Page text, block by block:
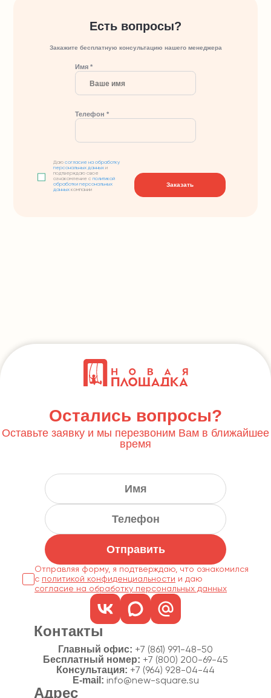
Есть вопросы?
Закажите бесплатную консультацию нашего менеджера
Имя *
Телефон *
Даюсогласие на обработку
персональных данных и
подтверждаю свое
ознакомление сполитикой
обработки персональных
данных компании
Заказать
Остались вопросы?
Оставьте заявку и мы перезвоним Вам в ближайшее
время
Отправить
Отправляя форму, я подтверждаю, что ознакомился
с политикой конфиденциальности
согласие на обработку персональных данных
Контакты
Главный офис: +7 (861) 991-48-50
Бесплатный номер: +7 (800) 200-69-45
Консультация: +7 (964) 928-04-44
E-mail: info@new-square.su
Адрес